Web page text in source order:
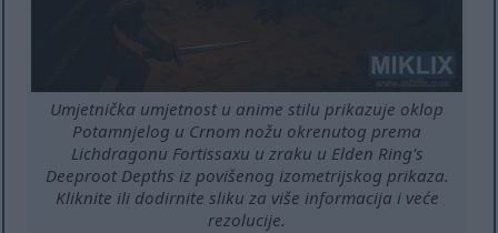
Umjetnička umjetnost u anime stilu prikazuje oklop
Potamnjelog u Crnom nožu okrenutog prema
Lichdragonu Fortissaxu u zraku u Elden Ring's
Deeproot Depths iz povišenog izometrijskog prikaza.
Kliknite ili dodirnite sliku za više informacija i veće
rezolucije.